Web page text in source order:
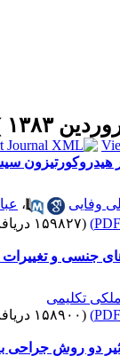
هیدروکورتیزون
وفایی ،
(۱۵۹۸۲۷ دریافت)
جنسی و
تکلیمی
(۱۵۸۹۰۰ دریافت)
دو روش جراحی